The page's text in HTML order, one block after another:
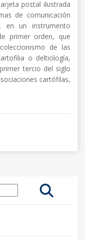
postal ilustrada
de comunicación
en un instrumento
primer orden, que
de las
o deltiología,
tercio del siglo
cartófilas,